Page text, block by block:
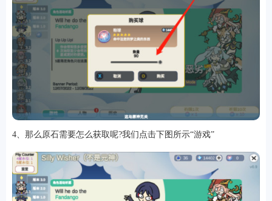
资讯
专题
4、那么原石需要怎么获取呢?我们点击下图所示“游戏”